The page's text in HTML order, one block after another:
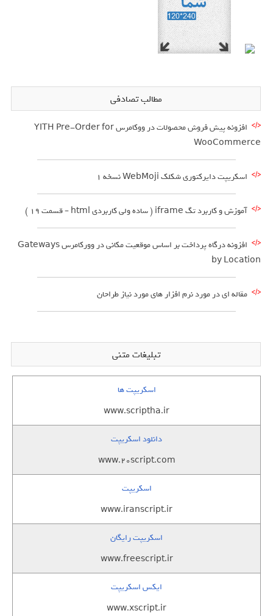
مطالب تصادفی
افزونه پیش فروش محصولات در ووکامرس YITH Pre-Order for
WooCommerce
اسکریپت دایرکتوری شکلک WebMoji نسخه ۱
آموزش و کاربرد تگ iframe ( ساده ولی کاربردی html – قسمت 19 )
افزونه درگاه پرداخت بر اساس موقعیت مکانی در وورکامرس Gateways
by Location
مقاله ای در مورد نرم افزار های مورد نیاز طراحان
تبلیغات متنی
اسکریپت ها
www.scriptha.ir
دانلود اسکریپت
www.20script.com
اسکریپت
www.iranscript.ir
اسکریپت رایگان
www.freescript.ir
ایکس اسکریپت
www.xscript.ir